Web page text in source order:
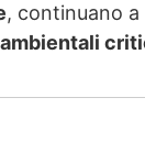
, continuano